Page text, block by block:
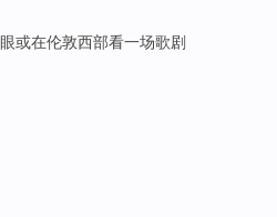
眼或在伦敦西部看一场歌剧